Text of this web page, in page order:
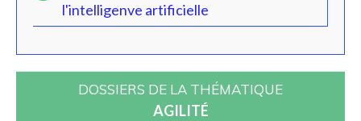
l'intelligenve artificielle
DOSSIERS DE LA THÉMATIQUE
AGILITÉ